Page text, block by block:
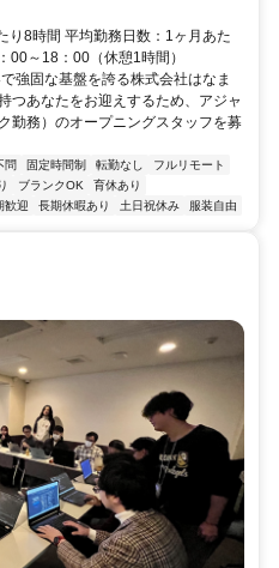
り8時間 平均勤務日数：1ヶ月あた
00～18：00（休憩1時間）
強固な基盤を誇る株式会社はなま
つあなたをお迎えするため、アジャ
勤務）のオープニングスタッフを募
問 固定時間制 転勤なし
フルリモート
ブランクOK
育休あり
歓迎 長期休暇あり 土日祝休み 服装自由